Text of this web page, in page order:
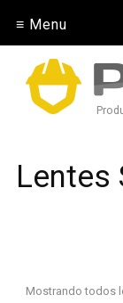
≡ Menu
Lentes
Mostrando todos